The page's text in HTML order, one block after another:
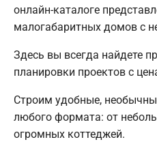
онлайн-каталоге
малогабаритных домов с
Здесь вы всегда найдете
планировки проектов с
Строим удобные,
любого формата: от
огромных коттеджей.